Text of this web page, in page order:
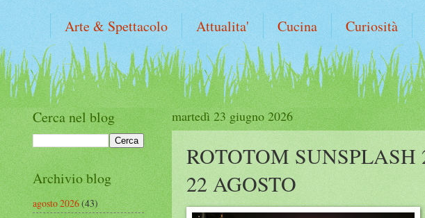
Arte & Spettacolo Attualita' Cucina Curiosità
martedì 23 giugno 2026
ROTOTOM
22 AGOSTO
Cerca nel blog
Archivio blog
agosto 2026(43)